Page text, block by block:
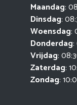
Maandag:
Dinsdag:
Woensdag:
Donderdag:
Vrijdag:
Zaterdag:
Zondag: